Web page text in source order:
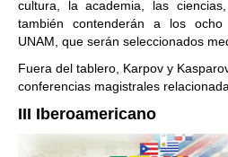
cultura, la academia, las
también contenderán a los
UNAM, que serán seleccionados
Fuera del tablero, Karpov y
conferencias magistrales
III Iberoamericano